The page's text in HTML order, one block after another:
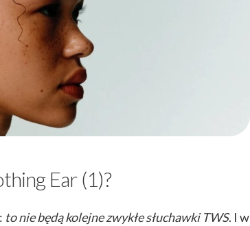
Ear (1)?
to nie będą kolejne zwykłe słuchawki TWS. I w